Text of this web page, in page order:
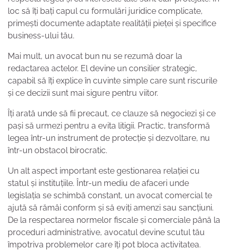
loc să îți bați capul cu formulări juridice complicate,
primești documente adaptate realității pieței și specifice
business-ului tău.
Mai mult, un avocat bun nu se rezumă doar la
redactarea actelor. El devine un consilier strategic,
capabil să îți explice în cuvinte simple care sunt riscurile
și ce decizii sunt mai sigure pentru viitor.
Îți arată unde să fii precaut, ce clauze să negociezi și ce
pași să urmezi pentru a evita litigii. Practic, transformă
legea într-un instrument de protecție și dezvoltare, nu
într-un obstacol birocratic.
Un alt aspect important este gestionarea relației cu
statul și instituțiile. Într-un mediu de afaceri unde
legislația se schimbă constant, un avocat comercial te
ajută să rămâi conform și să eviți amenzi sau sancțiuni.
De la respectarea normelor fiscale și comerciale până la
proceduri administrative, avocatul devine scutul tău
împotriva problemelor care îți pot bloca activitatea.